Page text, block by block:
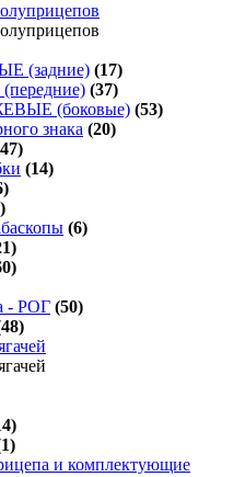
(задние) (17)
(37)
(боковые) (53)
знака (20)
(14)
(6)
- РОГ (50)
и комплектующие